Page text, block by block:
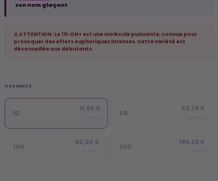
son nom glaçant
⚠️ ATTENTION : Le 10-OH+ est une molécule puissante, connue pour
provoquer des effets euphoriques intenses. Cette variété est
déconseillée aux débutants.
GRAMMES
1G
11,90 €
5G
52,75 €
10G
92,00 €
25G
196,25 €